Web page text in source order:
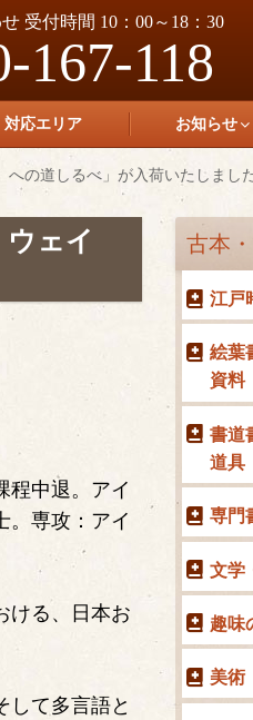
受付時間 10：00～18：30
167-118
対応エリア お知らせ
の道しるべ」が入荷いたしました
ェイ
程中退。アイ
。専攻：アイ
ける、日本お
して多言語と
古本
江戸
絵葉
資料
書道
道具
専門
文学
趣味
美術